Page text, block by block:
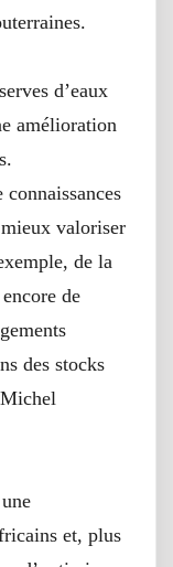
d’eaux
amélioration
valoriser
de la
de
des stocks
et, plus